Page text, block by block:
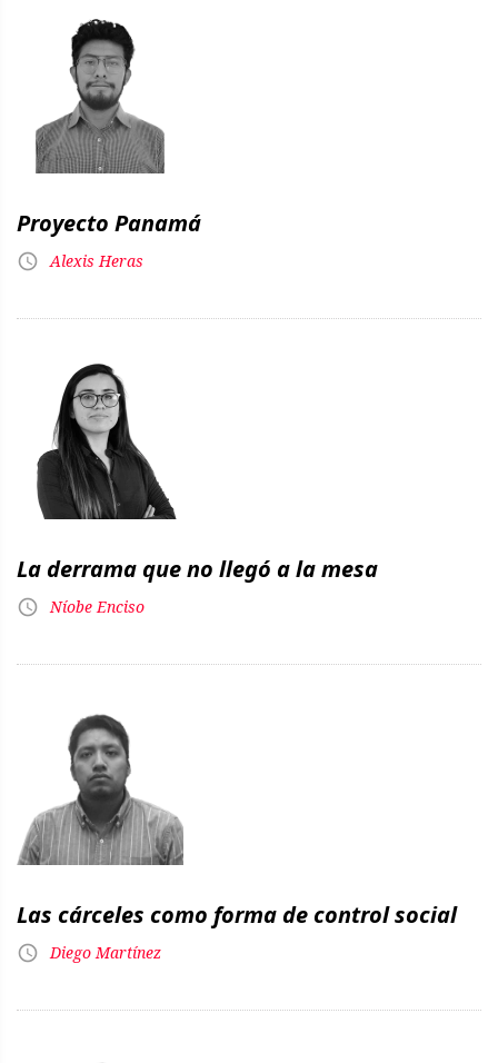
Proyecto Panamá
Alexis Heras
La derrama que no llegó a la mesa
Níobe Enciso
Las cárceles como forma de control social
Diego Martínez